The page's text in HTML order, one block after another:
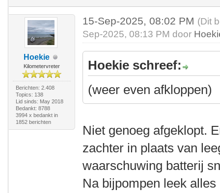
Hoekie
Kilometervreter
Berichten: 2.408
Topics: 138
Lid sinds: May 2018
Bedankt: 8788
3994 x bedankt in
1852 berichten
15-Sep-2025, 08:02 PM (Dit
Sep-2025, 08:13 PM door
Hoekie schreef:
(weer even afkloppen)
Niet genoeg afgeklopt.
zachter in plaats van
waarschuwing batterij
Na bijpompen leek